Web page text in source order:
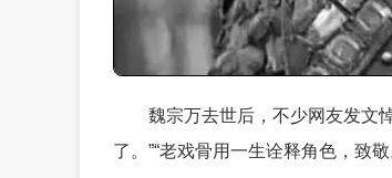
魏宗万去世后，不少网友发文
了。”“老戏骨用一生诠释角色，致敬